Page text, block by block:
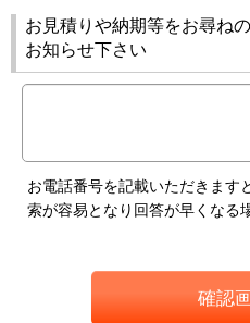
お見積りや納期等をお尋ね
お知らせ下さい
お電話番号を記載いただきます
索が容易となり回答が早くなる
確認